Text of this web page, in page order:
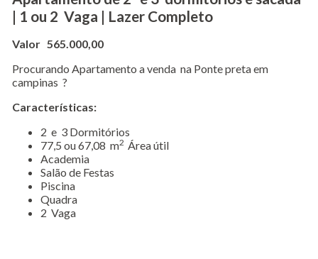
| 1 ou 2 Vaga | Lazer Completo
Valor 565.000,00
Procurando Apartamento a venda na Ponte preta em
campinas ?
Características:
​2 e 3 Dormitórios
77,5 ou 67,08 m2 Área útil
Academia
Salão de Festas
Piscina
Quadra
2 Vaga